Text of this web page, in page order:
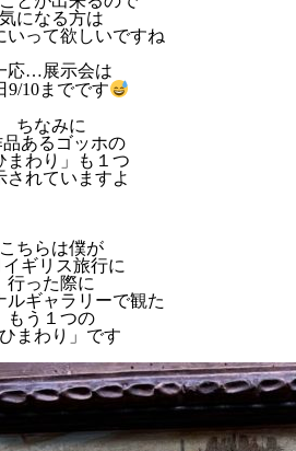
気になる方は
いって欲しいですね
応…展示会は
9/10までです
ちなみに
品あるゴッホの
まわり」も１つ
されていますよ
こちらは僕が
イギリス旅行に
行った際に
ルギャラリーで観た
もう１つの
ひまわり」です